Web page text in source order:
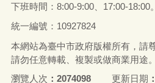
下班時間：8:00-9:00、17:00-18:00。
統一編號：10927824
本網站為臺中市政府版權所有，請
請勿任意轉載、複製或做商業用途。
瀏覽人次
2074098 更新日期